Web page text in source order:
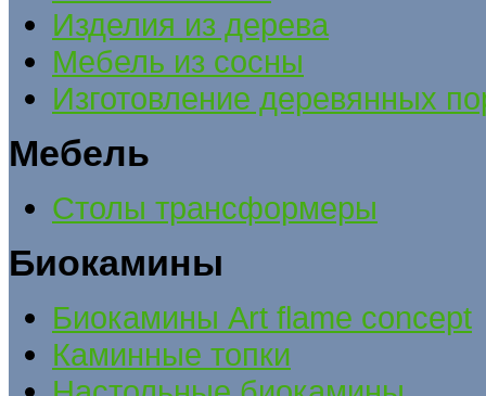
Изделия из дерева
Мебель из сосны
Изготовление деревянных
Мебель
Столы трансформеры
Биокамины
Биокамины Art flame concept
Каминные топки